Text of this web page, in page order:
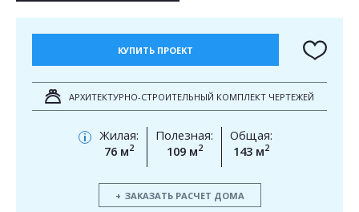
КУПИТЬ ПРОЕКТ
АРХИТЕКТУРНО-СТРОИТЕЛЬНЫЙ КОМПЛЕКТ ЧЕРТЕЖЕЙ
i
Жилая:
76 м2
Полезная:
109 м2
Общая:
143 м2
ЗАКАЗАТЬ РАСЧЕТ ДОМА